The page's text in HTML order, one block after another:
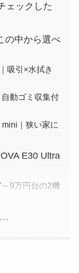
ェックした
の中から選べ
吸引×水拭き
自動ゴミ収集付
mini｜狭い家に
E30 Ultra
9万円台の2機